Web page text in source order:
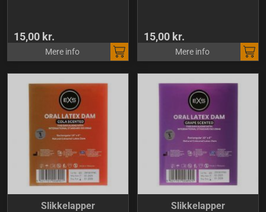
15,00 kr.
Mere info
15,00 kr.
Mere info
Slikkelapper
Slikkelapper